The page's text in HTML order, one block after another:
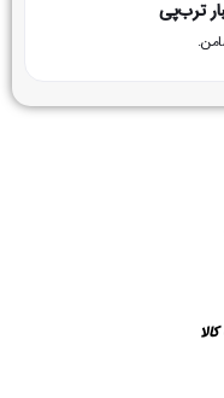
ترب‌پی